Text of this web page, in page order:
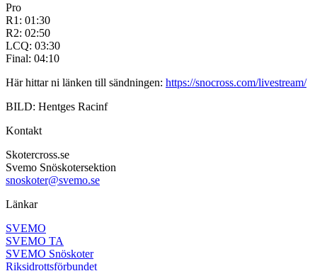
Pro
R1: 01:30
R2: 02:50
LCQ: 03:30
Final: 04:10
Här hittar ni länken till sändningen: https://snocross.com/livestream/
BILD: Hentges Racinf
Kontakt
Skotercross.se
Svemo Snöskotersektion
snoskoter@svemo.se
Länkar
SVEMO
SVEMO TA
SVEMO Snöskoter
Riksidrottsförbundet